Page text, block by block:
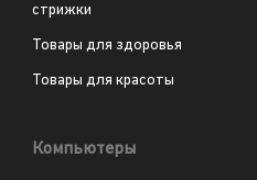
стрижки
Товары для здоровья
Товары для красоты
Компьютеры